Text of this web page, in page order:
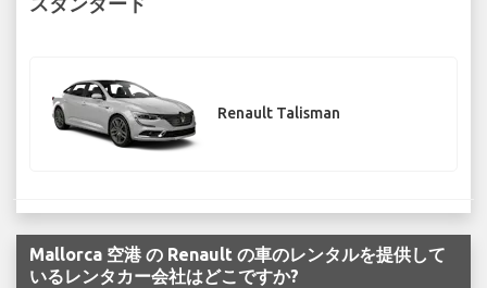
Renault Talisman
Mallorca 空港 の Renault の車のレンタルを提供して
いるレンタカー会社はどこですか?